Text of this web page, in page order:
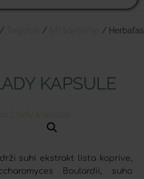
/ /
/
KAPSULE
suhi ekstrakt lista koprive,
Boulardii, suho